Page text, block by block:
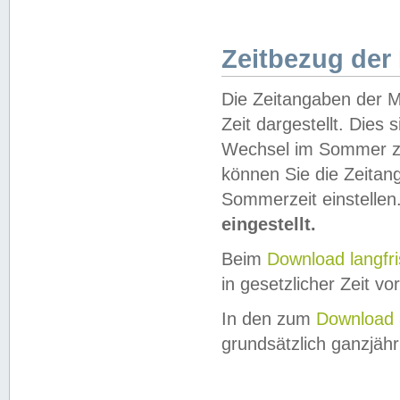
Zeitbezug der
Die Zeitangaben der
Zeit dargestellt. Dies
Wechsel im Sommer
können Sie die
Sommerzeit
eingestellt.
Beim Download
in gesetzlicher Zeit
In den zum Download
grundsätzlich